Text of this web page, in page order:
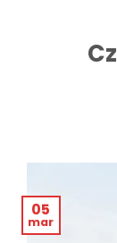
05
mar